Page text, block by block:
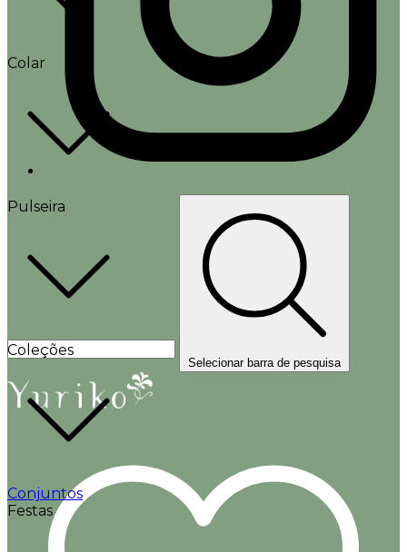
Colar
Pulseira
Coleções
Conjuntos
Festas
Selecionar barra de pesquisa